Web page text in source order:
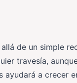
de un simple
travesía,
ayudará a crecer